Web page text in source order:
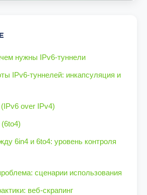
нужны IPv6-туннели
IPv6-туннелей: инкапсуляция и
over IPv4)
6in4 и 6to4: уровень контроля
сценарии использования
веб-скрапинг